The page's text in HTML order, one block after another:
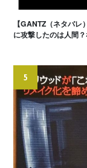
【GANTZ（ネタバ
に攻撃したのは人間
5